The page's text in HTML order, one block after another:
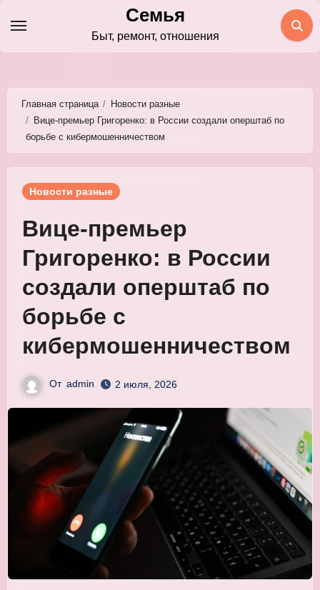
содержимому
Семья
Быт, ремонт, отношения
Главная страница
Новости разные
Вице-премьер Григоренко: в России создали оперштаб по
борьбе с кибермошенничеством
Новости разные
Вице-премьер
Григоренко: в России
создали оперштаб по
борьбе с
кибермошенничеством
От admin 2 июля, 2026